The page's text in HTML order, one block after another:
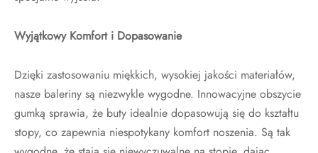
Wyjątkowy Komfort i Dopasowanie
Dzięki zastosowaniu miękkich, wysokiej jakości materiałów,
nasze baleriny są niezwykle wygodne. Innowacyjne obszycie
gumką sprawia, że buty idealnie dopasowują się do kształtu
stopy, co zapewnia niespotykany komfort noszenia. Są tak